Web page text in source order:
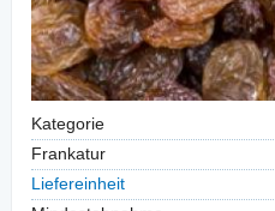
Kategorie
Frankatur
Liefereinheit